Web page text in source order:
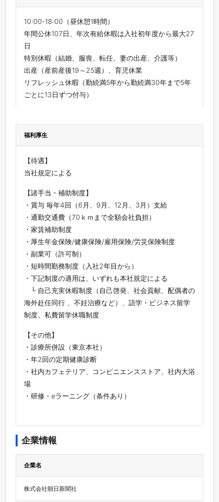
10:00-18:00（昼休憩1時間）
年間公休107日、年次有給休暇は入社初年度から最大27
日
特別休暇（結婚、服喪、転任、妻の出産、介護等）
出産（産前産後19～25週）、育児休業
リフレッシュ休暇（勤続満5年から勤続満30年まで5年
ごとに13日ずつ付与）
福利厚生
【待遇】
当社規定による
【諸⼿当・補助制度】
・賞与 毎年4回（6⽉、9⽉、12⽉、3⽉）⽀給
・通勤交通費（70ｋｍまで全額会社負担）
・家賃補助制度
・厚⽣年⾦保険/健康保険/雇⽤保険/労災保険制度
・副業可（許可制）
・短時間勤務制度（⼊社2年⽬から）
・下記制度の適⽤は、いずれも本社規定による
└ ⾃⼰充実休暇制度（⾃⼰啓発、社会貢献、配偶者の
海外赴任同⾏ 、不妊治療など）、語学・ビジネス留学
制度、私費留学休職制度
【その他】
・診療所併設（東京本社）
・年2回の定期健康診断
・社内カフェテリア、コンビニエンスストア、社内⼤浴
場
・研修・eラーニング（条件あり）
企業情報
企業名
株式会社朝日新聞社